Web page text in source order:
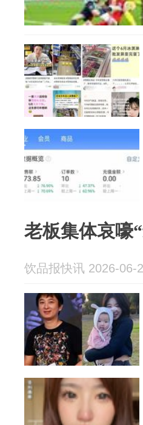
老板集体哀嚎
饮品报快讯 2026-06-